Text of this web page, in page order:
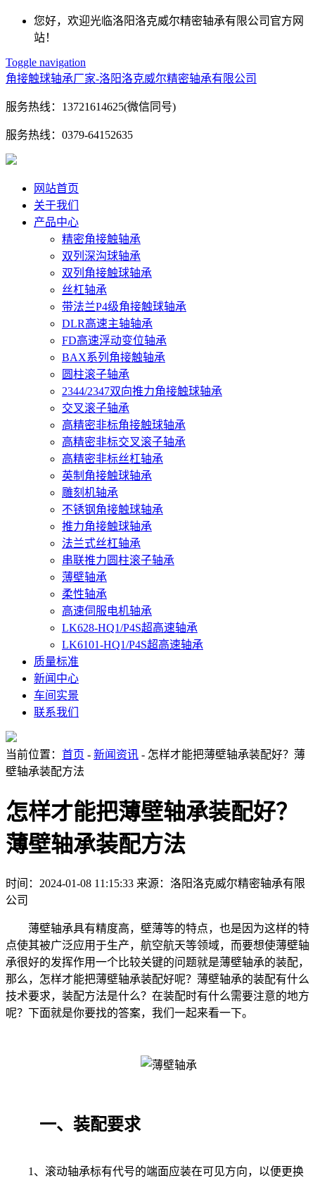
您好，欢迎光临洛阳洛克威尔精密轴承有限公司官方网
站！
Toggle navigation
角接触球轴承厂家-洛阳洛克威尔精密轴承有限公司
服务热线： 13721614625(微信同号)
服务热线： 0379-64152635
网站首页
关于我们
产品中心
精密角接触轴承
双列深沟球轴承
双列角接触球轴承
丝杠轴承
带法兰P4级角接触球轴承
DLR高速主轴轴承
FD高速浮动变位轴承
BAX系列角接触轴承
圆柱滚子轴承
2344/2347双向推力角接触球轴承
交叉滚子轴承
高精密非标角接触球轴承
高精密非标交叉滚子轴承
高精密非标丝杠轴承
英制角接触球轴承
雕刻机轴承
不锈钢角接触球轴承
推力角接触球轴承
法兰式丝杠轴承
串联推力圆柱滚子轴承
薄壁轴承
柔性轴承
高速伺服电机轴承
LK628-HQ1/P4S超高速轴承
LK6101-HQ1/P4S超高速轴承
质量标准
新闻中心
车间实景
联系我们
当前位置： 首页 - 新闻资讯 - 怎样才能把薄壁轴承装配好？薄
壁轴承装配方法
怎样才能把薄壁轴承装配好？
薄壁轴承装配方法
时间：2024-01-08 11:15:33 来源：洛阳洛克威尔精密轴承有限
公司
薄壁轴承具有精度高，壁薄等的特点，也是因为这样的特
点使其被广泛应用于生产，航空航天等领域，而要想使薄壁轴
承很好的发挥作用一个比较关键的问题就是薄壁轴承的装配，
那么，怎样才能把薄壁轴承装配好呢？薄壁轴承的装配有什么
技术要求，装配方法是什么？在装配时有什么需要注意的地方
呢？下面就是你要找的答案，我们一起来看一下。
一、装配要求
1、滚动轴承标有代号的端面应装在可见方向，以便更换